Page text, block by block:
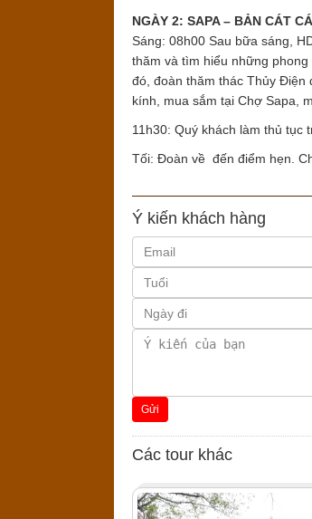
NGÀY 2: SAPA – BẢN CÁT
Sáng: 08h00 Sau bữa sáng,
thăm và tìm hiểu những
đó, đoàn thăm thác Thủy Điện
kính, mua sắm tại Chợ Sapa,
11h30: Quý khách làm thủ tục
Tối: Đoàn về đến điểm hẹn.
Ý kiến khách hàng
Gửi
Các tour khác
Số
Nội